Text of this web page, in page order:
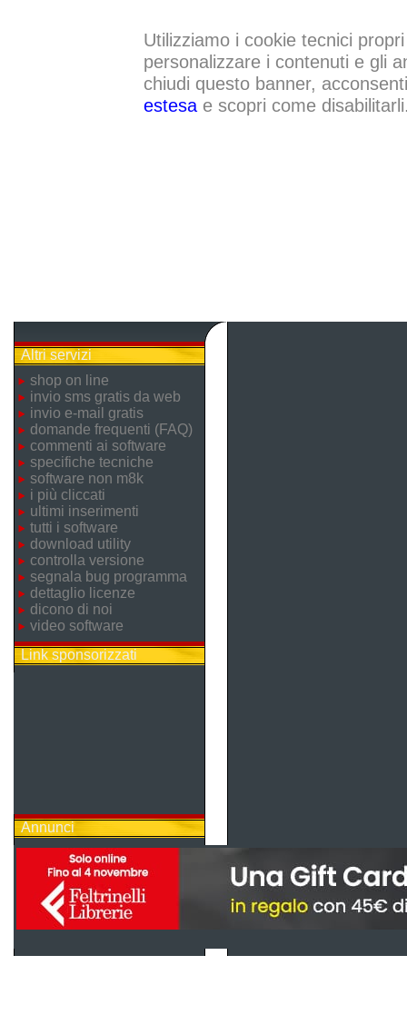
Utilizziamo i cookie tecnici
personalizzare i contenuti e gli
chiudi questo banner,
estesae scopri come
Altri servizi
shop on line
invio sms gratis da web
invio e-mail gratis
domande frequenti (FAQ)
commenti ai software
specifiche tecniche
software non m8k
i più cliccati
ultimi inserimenti
tutti i software
download utility
controlla versione
segnala bug programma
dettaglio licenze
dicono di noi
video software
Link sponsorizzati
Annunci